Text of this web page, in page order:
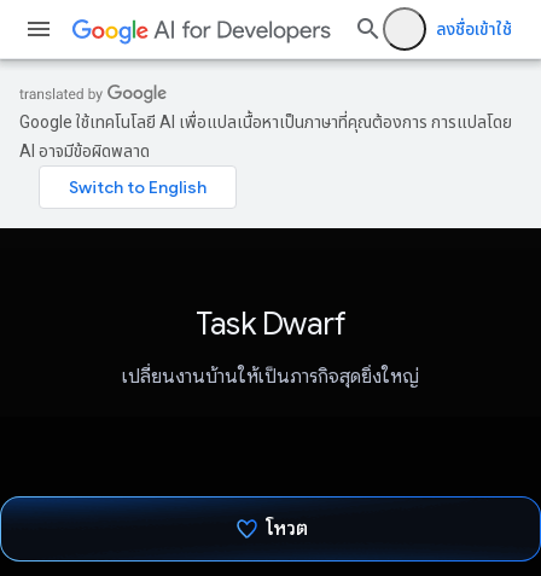
ลงชื่อเข้าใช้
Google ใช้เทคโนโลยี AI เพื่อแปลเนื้อหาเป็นภาษาที่คุณต้องการ การแปลโดย
AI อาจมีข้อผิดพลาด
Task Dwarf
เปลี่ยนงานบ้านให้เป็นภารกิจสุดยิ่งใหญ่
โหวต